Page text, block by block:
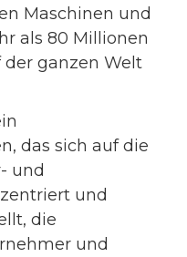
Maschinen und
als 80 Millionen
der ganzen Welt
das sich auf die
und
und
die
und